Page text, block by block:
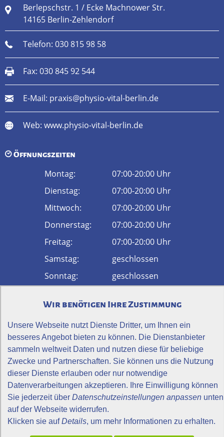
Berlepschstr. 1 / Ecke Machnower Str.
14165 Berlin-Zehlendorf
Telefon: 030 815 98 58
Fax: 030 845 92 544
E-Mail: praxis@physio-vital-berlin.de
Web: www.physio-vital-berlin.de
Öffnungszeiten
Montag:
07:00-20:00 Uhr
Dienstag:
07:00-20:00 Uhr
Mittwoch:
07:00-20:00 Uhr
Donnerstag:
07:00-20:00 Uhr
Freitag:
07:00-20:00 Uhr
Samstag:
geschlossen
Sonntag:
geschlossen
Physiotherapie Vital
52Bewertungen auf ProvenExpert.com
Anfahrt
Wir benötigen Ihre Zustimmung
Unsere Webseite nutzt Dienste Dritter, um Ihnen ein
besseres Angebot bieten zu können. Die Dienstanbieter
sammeln weltweit Daten und nutzen diese für beliebige
Zwecke und Partnerschaften. Sie können uns die Nutzung
dieser Dienste erlauben oder nur notwendige
Datenverarbeitungen akzeptieren. Ihre Einwilligung können
Sie jederzeit über Datenschutzeinstellungen anpassen unten
auf der Webseite widerrufen.
Klicken sie aufDetails, um mehr Informationen zu erhalten.